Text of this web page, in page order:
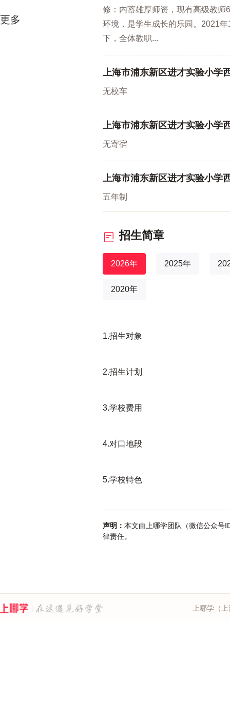
更多
修：内蓄雄厚师资，现有高级教
环境，是学生成长的乐园。2021
下，全体教职...
上海市浦东新区进才实验小学
无校车
上海市浦东新区进才实验小学
无寄宿
上海市浦东新区进才实验小学
五年制
招生简章
2026年 2025年
2020年
1.招生对象
2.招生计划
3.学校费用
4.对口地段
5.学校特色
声明： 本文由上哪学团队（微信公众号
律责任。
上哪学（